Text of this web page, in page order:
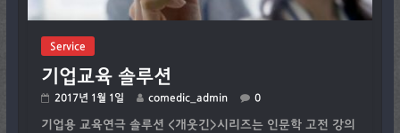
Service
기업교육 솔루션
2017년 1월 1일 comedic_admin 0
기업용 교육연극 솔루션 <개웃긴>시리즈는 인문학 고전 강의